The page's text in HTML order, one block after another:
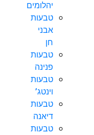
יהלומים
טבעות
אבני
חן
טבעות
פנינה
טבעות
וינטג’
טבעות
דיאנה
טבעות